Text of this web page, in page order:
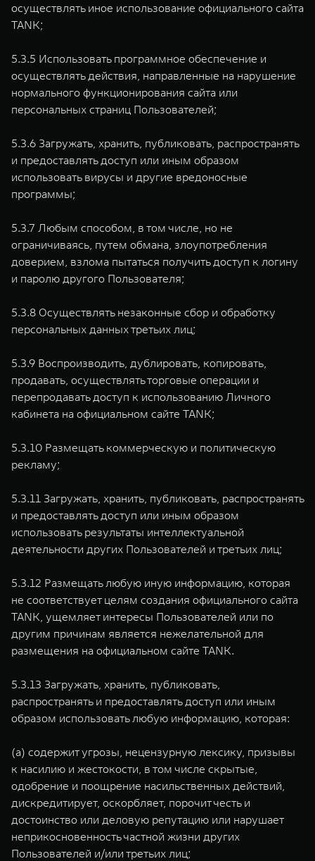
осуществлять иное использование официального сайта
TANK;
5.3.5 Использовать программное обеспечение и
осуществлять действия, направленные на нарушение
нормального функционирования сайта или
персональных страниц Пользователей;
5.3.6 Загружать, хранить, публиковать, распространять
и предоставлять доступ или иным образом
использовать вирусы и другие вредоносные
программы;
5.3.7 Любым способом, в том числе, но не
ограничиваясь, путем обмана, злоупотребления
доверием, взлома пытаться получить доступ к логину
и паролю другого Пользователя;
5.3.8 Осуществлять незаконные сбор и обработку
персональных данных третьих лиц;
5.3.9 Воспроизводить, дублировать, копировать,
продавать, осуществлять торговые операции и
перепродавать доступ к использованию Личного
кабинета на официальном сайте TANK;
5.3.10 Размещать коммерческую и политическую
рекламу;
5.3.11 Загружать, хранить, публиковать, распространять
и предоставлять доступ или иным образом
использовать результаты интеллектуальной
деятельности других Пользователей и третьих лиц;
5.3.12 Размещать любую иную информацию, которая
не соответствует целям создания официального сайта
TANK, ущемляет интересы Пользователей или по
другим причинам является нежелательной для
размещения на официальном сайте TANK.
5.3.13 Загружать, хранить, публиковать,
распространять и предоставлять доступ или иным
образом использовать любую информацию, которая:
(а) содержит угрозы, нецензурную лексику, призывы
к насилию и жестокости, в том числе скрытые,
одобрение и поощрение насильственных действий,
дискредитирует, оскорбляет, порочит честь и
достоинство или деловую репутацию или нарушает
неприкосновенность частной жизни других
Пользователей и/или третьих лиц;